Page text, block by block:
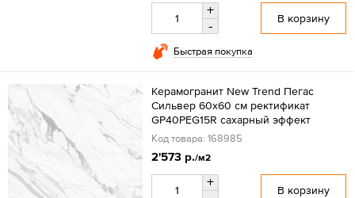
+
-
В корзину
Быстрая покупка
Керамогранит New Trend Пегас
Сильвер 60x60 см ректификат
GP40PEG15R сахарный эффект
Код товара: 168985
2'573 р./м2
+
В корзину